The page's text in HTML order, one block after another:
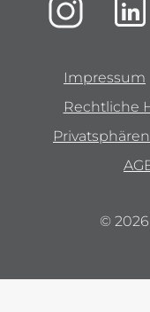
Impressum
Rechtliche
©